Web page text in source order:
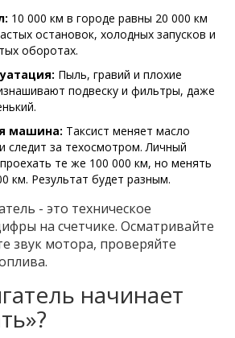
10 000 км в городе равны 20 000 км
остановок, холодных запусков и
оборотах.
Пыль, гравий и плохие
подвеску и фильтры, даже
машина: Таксист меняет масло
следит за техосмотром. Личный
те же 100 000 км, но менять
км. Результат будет разным.
- это техническое
на счетчике. Осматривайте
звук мотора, проверяйте
начинает